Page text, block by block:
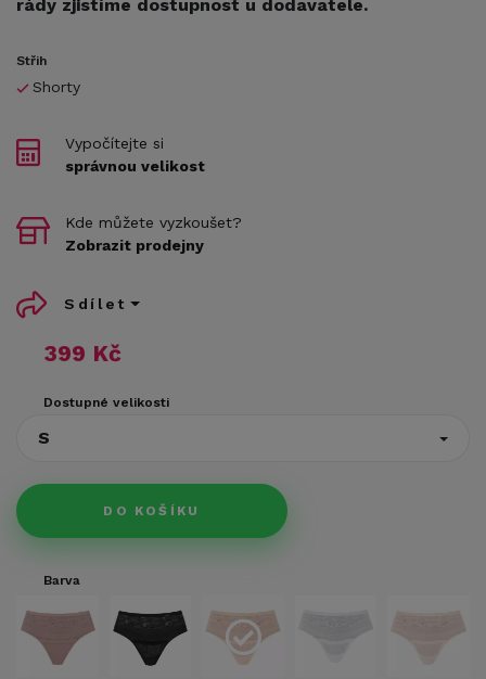
rády zjistíme dostupnost u dodavatele.
Střih
Shorty
399 Kč
Dostupné velikosti
S
DO KOŠÍKU
Vypočítejte si
správnou velikost
Kde můžete vyzkoušet?
Zobrazit prodejny
Sdílet
Barva